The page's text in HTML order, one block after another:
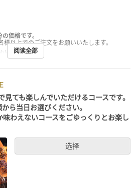
価格です。
以上でのご注文をお願いいたします。
阅读全部
ても楽しんでいただけるコースです。
ら当日お選びください。
味わえないコースをごゆっくりとお楽し
选择